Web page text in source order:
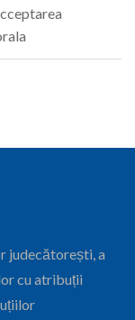
judecătorești, a
cu atribuții